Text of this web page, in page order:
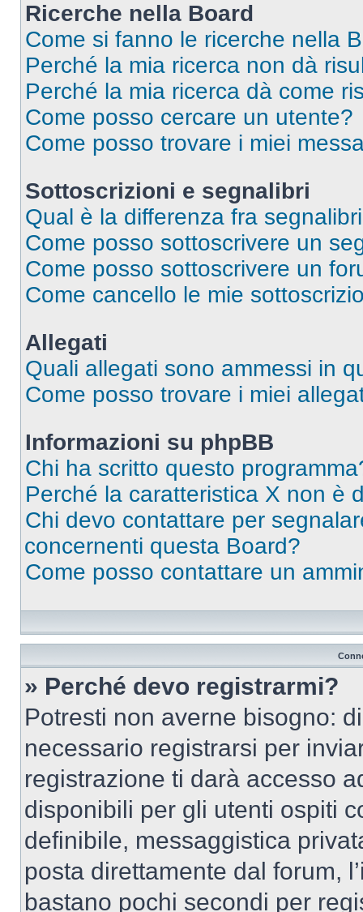
Ricerche nella Board
Come si fanno le ricerche nella
Perché la mia ricerca non dà
Perché la mia ricerca dà come
Come posso cercare un utente?
Come posso trovare i miei
Sottoscrizioni e segnalibri
Qual è la differenza fra
Come posso sottoscrivere un
Come posso sottoscrivere un
Come cancello le mie
Allegati
Quali allegati sono ammessi in
Come posso trovare i miei
Informazioni su phpBB
Chi ha scritto questo
Perché la caratteristica X non è
Chi devo contattare per
concernenti questa Board?
Come posso contattare un
» Perché devo registrarmi?
Potresti non averne bisogno:
necessario registrarsi per
registrazione ti darà accesso
disponibili per gli utenti ospiti
definibile, messaggistica
posta direttamente dal forum,
bastano pochi secondi per